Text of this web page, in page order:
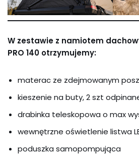
W zestawie z namiotem
PRO 140 otrzymujemy:
materac ze zdejmowanym
kieszenie na buty, 2 szt
drabinka teleskopowa o max
wewnętrzne oświetlenie listwa
poduszka samopompująca